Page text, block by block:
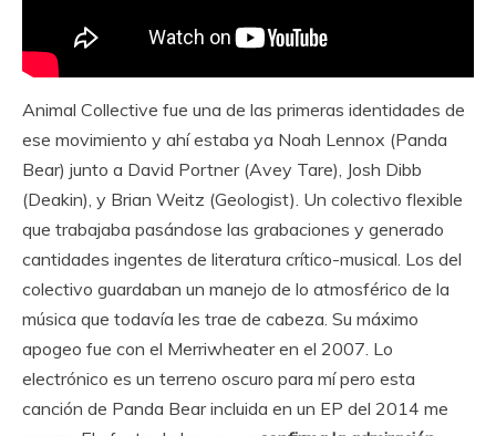
Animal Collective fue una de las primeras identidades de
ese movimiento y ahí estaba ya Noah Lennox (Panda
Bear) junto a David Portner (Avey Tare), Josh Dibb
(Deakin), y Brian Weitz (Geologist). Un colectivo flexible
que trabajaba pasándose las grabaciones y generado
cantidades ingentes de literatura crítico-musical. Los del
colectivo guardaban un manejo de lo atmosférico de la
música que todavía les trae de cabeza. Su máximo
apogeo fue con el Merriwheater en el 2007. Lo
electrónico es un terreno oscuro para mí pero esta
canción de Panda Bear incluida en un EP del 2014 me